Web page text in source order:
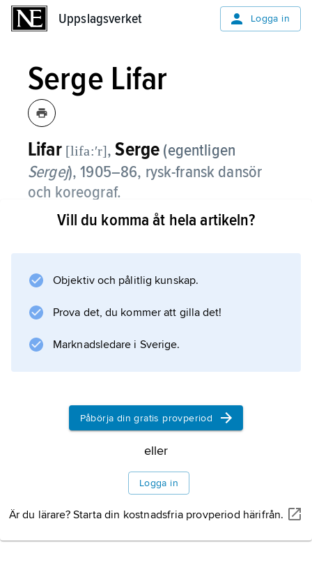
Uppslagsverket Logga in
Serge Lifar
Lifar [lifa:ʹr],Serge (egentligen
Sergej),1905–86, rysk-fransk dansör
och koreograf.
Serge Lifar kom 1923 till Frankrike, engagerad
sin talang och skönhet snabbt tidens mest
upplöstes blev Lifar chef för Paris då
nedgångna operabalett, som under hans
ledning 1929–44 och 1947–58 återtog sin
Information om artikeln
Vill du komma åt hela artikeln?
Objektiv och pålitlig kunskap.
Prova det, du kommer att gilla det!
Marknadsledare i Sverige.
Påbörja din gratis provperiod
eller
Logga in
Är du lärare? Starta din kostnadsfria provperiod härifrån.